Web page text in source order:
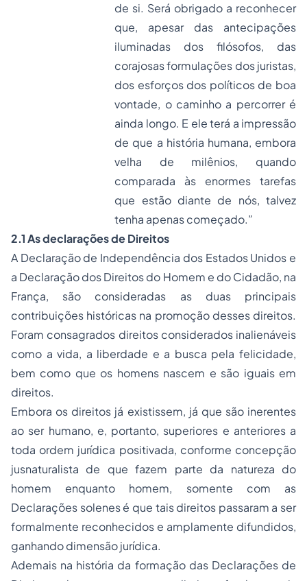
de si. Será obrigado a reconhecer
que, apesar das antecipações
iluminadas dos filósofos, das
corajosas formulações dos juristas,
dos esforços dos políticos de boa
vontade, o caminho a percorrer é
ainda longo. E ele terá a impressão
de que a história humana, embora
velha de milênios, quando
comparada às enormes tarefas
que estão diante de nós, talvez
tenha apenas começado.”
2.1 As declarações de Direitos
A Declaração de Independência dos Estados Unidos e
a Declaração dos Direitos do Homem e do Cidadão, na
França, são consideradas as duas principais
contribuições históricas na promoção desses direitos.
Foram consagrados direitos considerados inalienáveis
como a vida, a liberdade e a busca pela felicidade,
bem como que os homens nascem e são iguais em
direitos.
Embora os direitos já existissem, já que são inerentes
ao ser humano, e, portanto, superiores e anteriores a
toda ordem jurídica positivada, conforme concepção
jusnaturalista de que fazem parte da natureza do
homem enquanto homem, somente com as
Declarações solenes é que tais direitos passaram a ser
formalmente reconhecidos e amplamente difundidos,
ganhando dimensão jurídica.
Ademais na história da formação das Declarações de